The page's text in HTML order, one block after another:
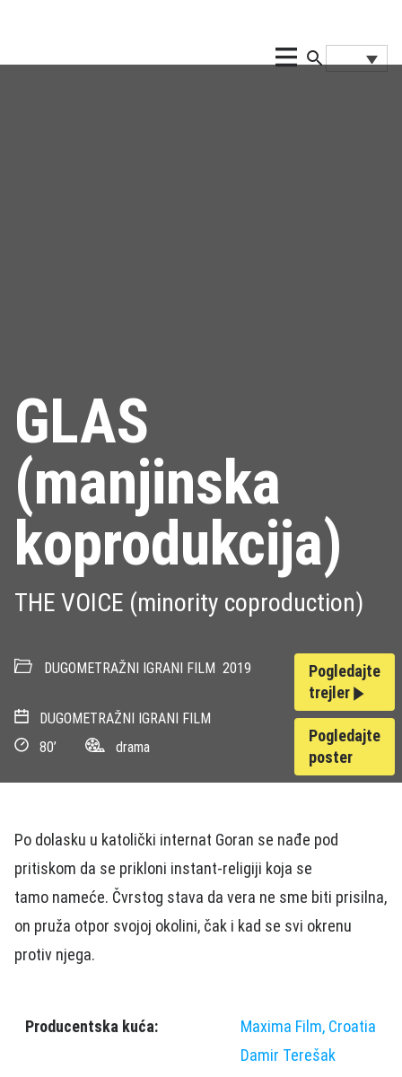
GLAS
(manjinska
koprodukcija)
THE VOICE (minority coproduction)
DUGOMETRAŽNI IGRANI FILM 2019
DUGOMETRAŽNI IGRANI FILM
80’
drama
Pogledajte
trejler
Pogledajte
poster
Po dolasku u katolički internat Goran se nađe pod
pritiskom da se prikloni instant-religiji koja se
tamo nameće. Čvrstog stava da vera ne sme biti prisilna,
on pruža otpor svojoj okolini, čak i kad se svi okrenu
protiv njega.
Producentska kuća:
Maxima Film, Croatia
Damir Terešak